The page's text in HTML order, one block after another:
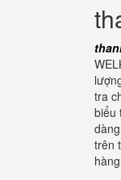
tra
biểu
trên